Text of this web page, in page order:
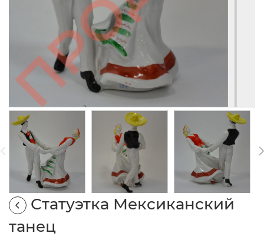
Статуэтка Мексиканский
танец